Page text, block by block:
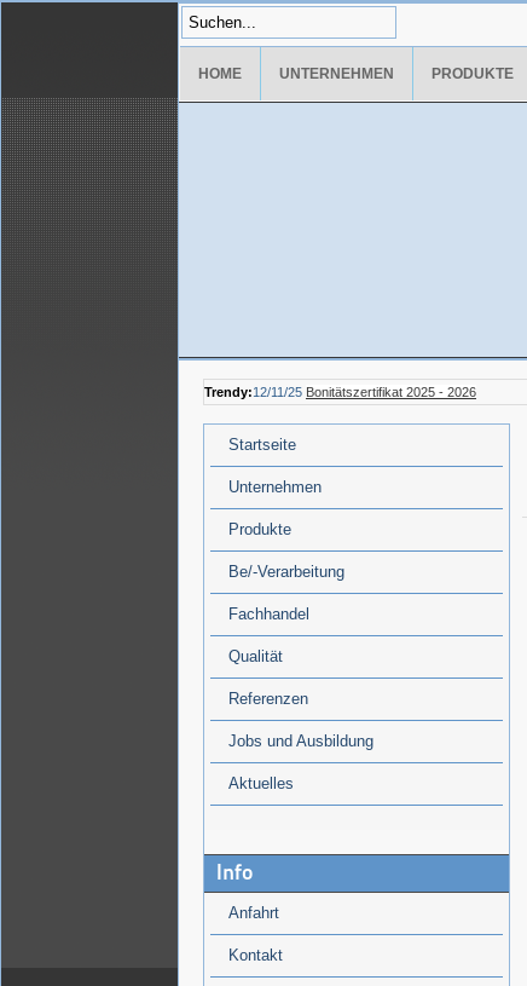
HOME UNTERNEHMEN PRODUKTE
Trendy:12/11/25 Bonitätszertifikat 2025 - 2026
Startseite
Unternehmen
Produkte
Be/-Verarbeitung
Fachhandel
Qualität
Referenzen
Jobs und Ausbildung
Aktuelles
Info
Anfahrt
Kontakt